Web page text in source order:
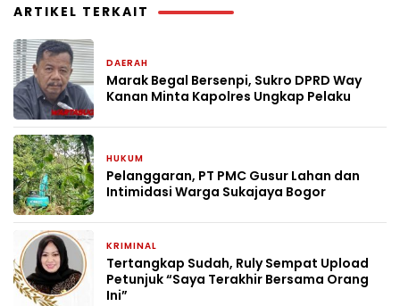
ARTIKEL TERKAIT
DAERAH
Marak Begal Bersenpi, Sukro DPRD Way
Kanan Minta Kapolres Ungkap Pelaku
HUKUM
Pelanggaran, PT PMC Gusur Lahan dan
Intimidasi Warga Sukajaya Bogor
KRIMINAL
Tertangkap Sudah, Ruly Sempat Upload
Petunjuk “Saya Terakhir Bersama Orang
Ini”